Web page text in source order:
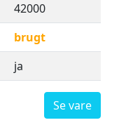
42000
brugt
ja
Se vare